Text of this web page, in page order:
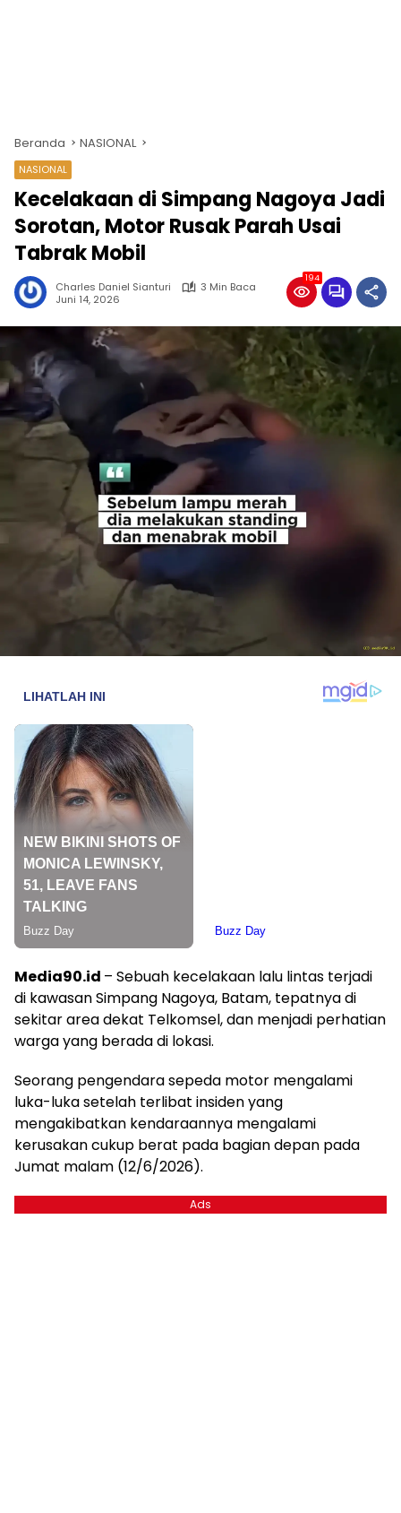
Beranda NASIONAL
NASIONAL
Kecelakaan di Simpang Nagoya Jadi
Sorotan, Motor Rusak Parah Usai
Tabrak Mobil
Charles Daniel Sianturi
3 Min Baca
Juni 14, 2026
194
Media90.id – Sebuah kecelakaan lalu lintas terjadi
di kawasan Simpang Nagoya, Batam, tepatnya di
sekitar area dekat Telkomsel, dan menjadi perhatian
warga yang berada di lokasi.
Seorang pengendara sepeda motor mengalami
luka-luka setelah terlibat insiden yang
mengakibatkan kendaraannya mengalami
kerusakan cukup berat pada bagian depan pada
Jumat malam (12/6/2026).
Ads